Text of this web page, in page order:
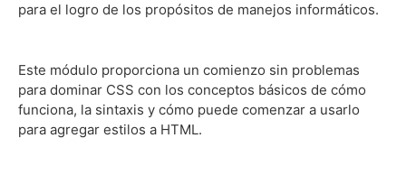
para el logro de los propósitos de manejos informáticos.
Este módulo proporciona un comienzo sin problemas
para dominar CSS con los conceptos básicos de cómo
funciona, la sintaxis y cómo puede comenzar a usarlo
para agregar estilos a HTML.